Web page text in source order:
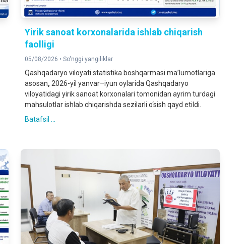
Yirik sanoat korxonalarida ishlab chiqarish
faolligi
05/08/2026 •So'nggi yangiliklar
Qashqadaryo viloyati statistika boshqarmasi ma’lumotlariga
asosan, 2026-yil yanvar–iyun oylarida Qashqadaryo
viloyatidagi yirik sanoat korxonalari tomonidan ayrim turdagi
mahsulotlar ishlab chiqarishda sezilarli o‘sish qayd etildi.
Batafsil ...